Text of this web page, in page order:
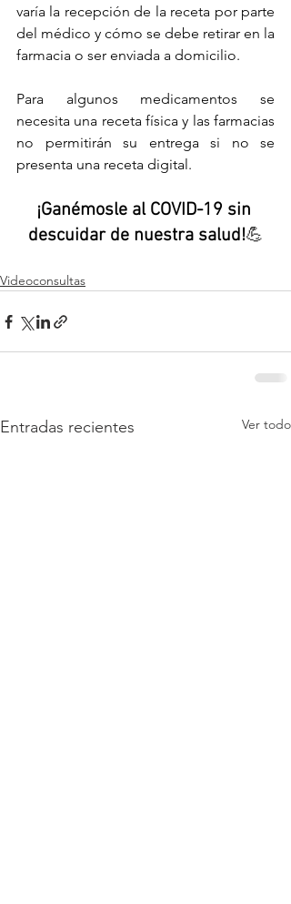
varía la recepción de la receta por parte
del médico y cómo se debe retirar en la
farmacia o ser enviada a domicilio.
Para algunos medicamentos se
necesita una receta física y las farmacias
no permitirán su entrega si no se
presenta una receta digital.
¡Ganémosle al COVID-19 sin
descuidar de nuestra salud!💪
Videoconsultas
Entradas recientes Ver todo